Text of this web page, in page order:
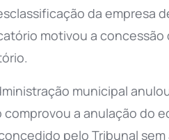
da empresa
motivou a concessão
municipal
a anulação do
pelo Tribunal